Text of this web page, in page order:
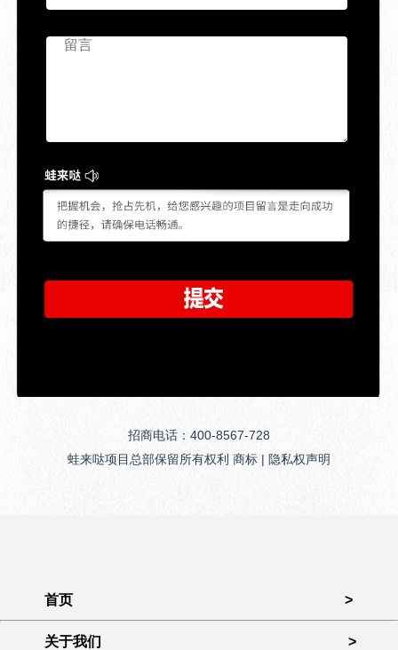
招商电话：400-8567-728
蛙来哒项目总部保留所有权利 商标 | 隐私权声明
首页 >
关于我们 >